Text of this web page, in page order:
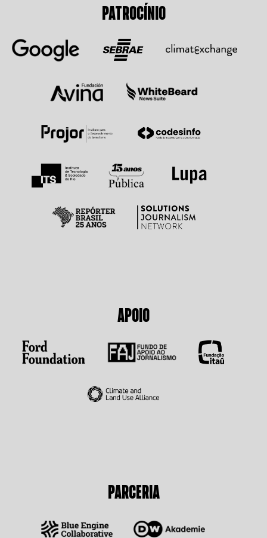
PATROCÍNIO
APOIO
PARCERIA